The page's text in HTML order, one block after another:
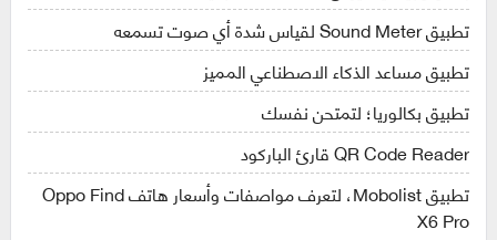
تطبيق Sound Meter لقياس شدة أي صوت تسمعه
تطبيق مساعد الذكاء الاصطناعي المميز
تطبيق بكالوريا؛ لتمتحن نفسك
QR Code Reader قارئ الباركود
تطبيق Mobolist، لتعرف مواصفات وأسعار هاتف Oppo Find
X6 Pro